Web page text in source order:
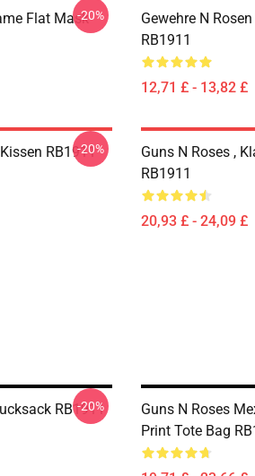
Flat Mask-20%
Gewehre N
RB1911
12,71 £ - 13,82 £
RB1911
-20%
Guns N Roses ,
RB1911
20,93 £ - 24,09 £
RB1911
-20%
Guns N Roses
Print Tote Bag